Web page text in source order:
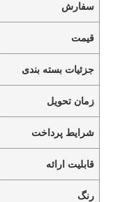
سفارش
قیمت
جزئیات بسته بندی
زمان تحویل
شرایط پرداخت
قابلیت ارائه
رنگ